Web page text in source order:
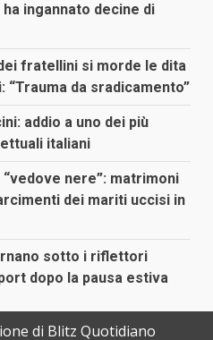
ingannato decine di
fratellini si morde le dita
da sradicamento”
addio a uno dei più
italiani
nere”: matrimoni
dei mariti uccisi in
sotto i riflettori
dopo la pausa estiva
di Blitz Quotidiano